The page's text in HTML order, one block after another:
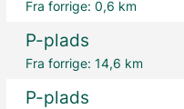
Fra forrige:0,6 km
P-plads
Fra forrige:14,6 km
P-plads